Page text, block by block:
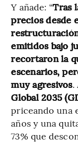
Y añade: “Tras
precios desde
emitidos bajo
recortaron la
escenarios,
muy agresivos.
Global 2035
priceando una
años y una
73% que